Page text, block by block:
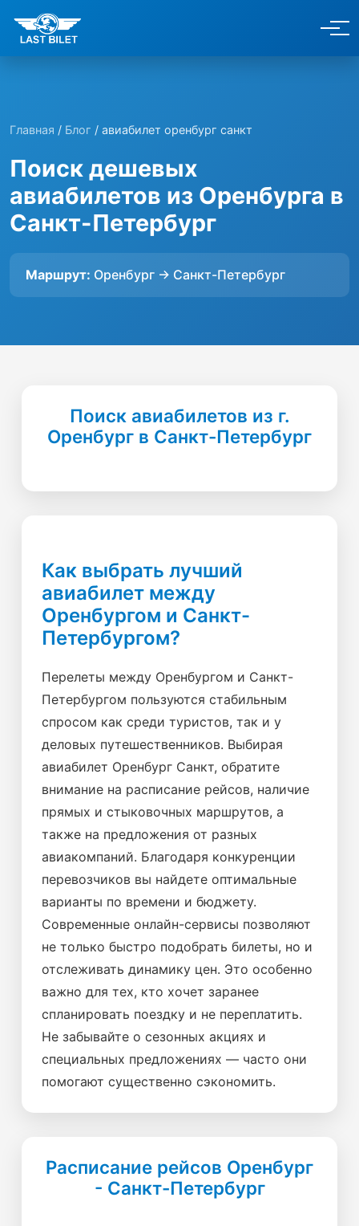
Главная / Блог / авиабилет оренбург санкт
Поиск дешевых
авиабилетов из Оренбурга в
Санкт-Петербург
Маршрут: Оренбург → Санкт-Петербург
Поиск авиабилетов из г.
Оренбург в Санкт-Петербург
Как выбрать лучший
авиабилет между
Оренбургом и Санкт-
Петербургом?
Перелеты между Оренбургом и Санкт-
Петербургом пользуются стабильным
спросом как среди туристов, так и у
деловых путешественников. Выбирая
авиабилет Оренбург Санкт, обратите
внимание на расписание рейсов, наличие
прямых и стыковочных маршрутов, а
также на предложения от разных
авиакомпаний. Благодаря конкуренции
перевозчиков вы найдете оптимальные
варианты по времени и бюджету.
Современные онлайн-сервисы позволяют
не только быстро подобрать билеты, но и
отслеживать динамику цен. Это особенно
важно для тех, кто хочет заранее
спланировать поездку и не переплатить.
Не забывайте о сезонных акциях и
специальных предложениях — часто они
помогают существенно сэкономить.
Расписание рейсов Оренбург
- Санкт-Петербург